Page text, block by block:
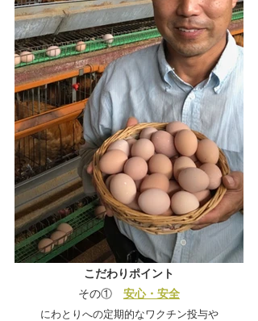
こだわりポイント
その① 安心・安全
にわとりへの定期的なワクチン投与や